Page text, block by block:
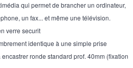
qui permet de brancher un ordinateur,
un fax... et même une télévision.
verre securit
identique à une simple prise
ronde standard prof. 40mm (fixation